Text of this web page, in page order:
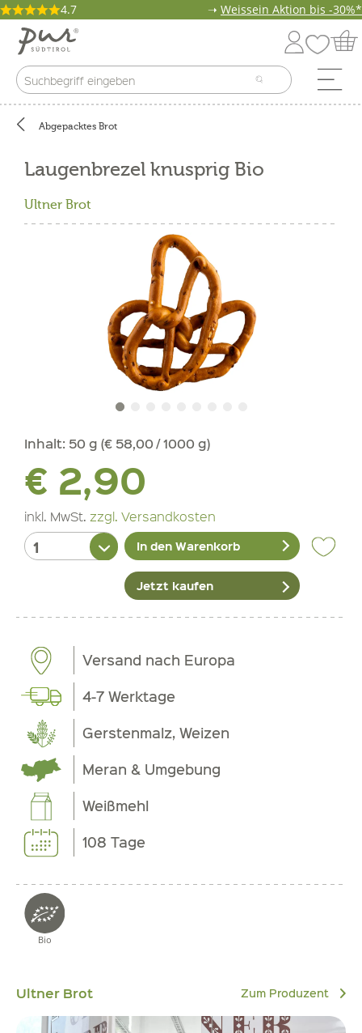
4.7 ➝ Weissein Aktion bis -30%*
Abgepacktes Brot
Laugenbrezel knusprig Bio
Ultner Brot
Inhalt: 50 g (€ 58,00 / 1000 g)
€ 2,90
inkl. MwSt. zzgl. Versandkosten
In den Warenkorb
Jetzt kaufen
Versand nach Europa
4-7 Werktage
Gerstenmalz, Weizen
Meran & Umgebung
Weißmehl
108 Tage
Bio
Ultner Brot Zum Produzent